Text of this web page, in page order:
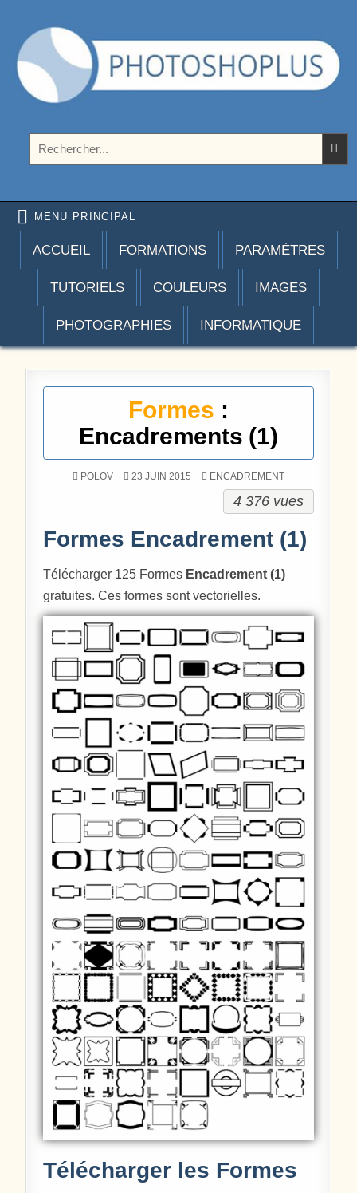
Photoshoplus
MENU PRINCIPAL
ACCUEIL FORMATIONS PARAMÈTRES
TUTORIELS COULEURS IMAGES
PHOTOGRAPHIES INFORMATIQUE
Formes :
Encadrements (1)
POLOV 23 JUIN 2015 POSTÉ DANS
ENCADREMENT
4 376 vues
Formes Encadrement (1)
Télécharger 125 Formes Encadrement (1)
gratuites. Ces formes sont vectorielles.
Télécharger les Formes